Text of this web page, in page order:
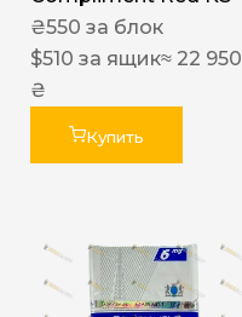
₴550 за блок
$510 за ящик≈ 22 950
₴
Купить